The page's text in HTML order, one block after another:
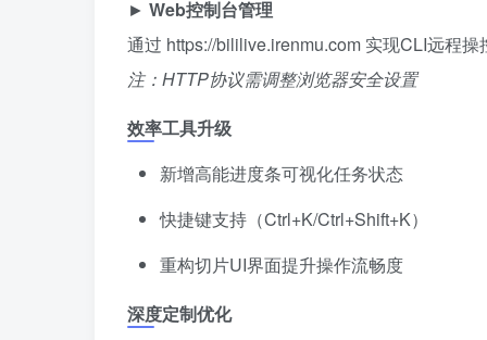
► ​ Web控制台管理
通过 https://bililive.irenmu.com 实现CLI远程操
注：HTTP协议需调整浏览器安全设置
效率工具升级
新增高能进度条可视化任务状态
快捷键支持（Ctrl+K/Ctrl+Shift+K）
重构切片UI界面提升操作流畅度
深度定制优化